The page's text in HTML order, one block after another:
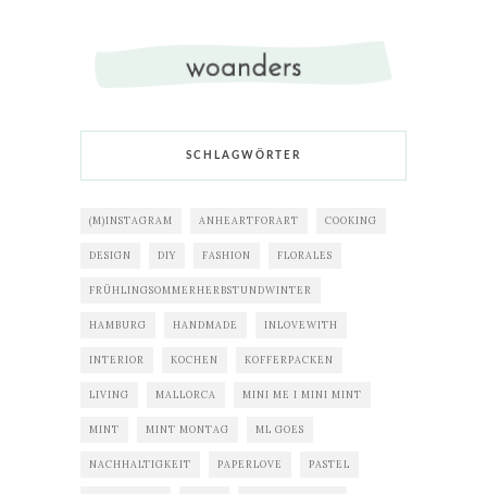
SCHLAGWÖRTER
(M)INSTAGRAM ANHEARTFORART COOKING
DESIGN DIY FASHION FLORALES
FRÜHLINGSOMMERHERBSTUNDWINTER
HAMBURG HANDMADE INLOVEWITH
INTERIOR KOCHEN KOFFERPACKEN
LIVING MALLORCA MINI ME I MINI MINT
MINT MINT MONTAG ML GOES
NACHHALTIGKEIT PAPERLOVE PASTEL